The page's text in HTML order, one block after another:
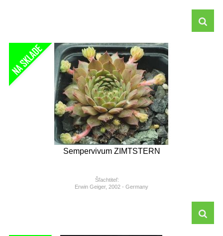
Sempervivum ZIMTSTERN
Šľachtiteľ:
Erwin Geiger, 2002 - Germany